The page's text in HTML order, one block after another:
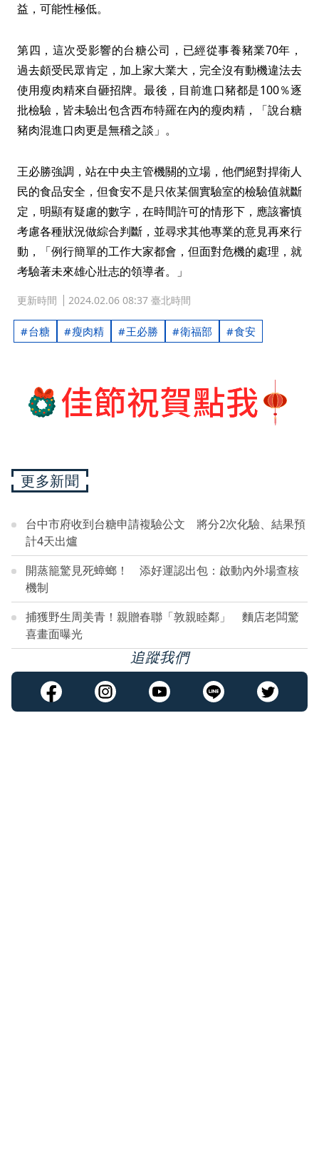
益，可能性極低。
第四，這次受影響的台糖公司，已經從事養豬業70年，
過去頗受民眾肯定，加上家大業大，完全沒有動機違法去
使用瘦肉精來自砸招牌。最後，目前進口豬都是100％逐
批檢驗，皆未驗出包含西布特羅在內的瘦肉精，「說台糖
豬肉混進口肉更是無稽之談」。
王必勝強調，站在中央主管機關的立場，他們絕對捍衛人
民的食品安全，但食安不是只依某個實驗室的檢驗值就斷
定，明顯有疑慮的數字，在時間許可的情形下，應該審慎
考慮各種狀況做綜合判斷，並尋求其他專業的意見再來行
動，「例行簡單的工作大家都會，但面對危機的處理，就
考驗著未來雄心壯志的領導者。」
更新時間 2024.02.06 08:37 臺北時間
台糖 瘦肉精 王必勝 衛福部 食安
更多新聞
台中市府收到台糖申請複驗公文 將分2次化驗、結果預
計4天出爐
開蒸籠驚見死蟑螂！ 添好運認出包：啟動內外場查核
機制
捕獲野生周美青！親贈春聯「敦親睦鄰」 麵店老闆驚
喜畫面曝光
追蹤我們